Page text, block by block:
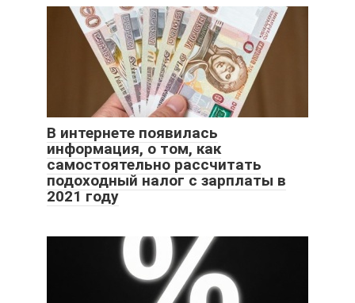
В интернете появилась
информация, о том, как
самостоятельно рассчитать
подоходный налог с зарплаты в
2021 году